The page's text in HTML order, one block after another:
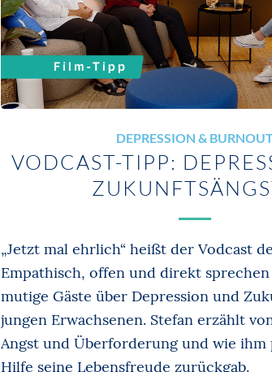
DEPRESSION &
VODCAST-TIPP:
„Jetzt mal ehrlich“ heißt der Vodcast
Empathisch, offen und direkt
mutige Gäste über Depression und
jungen Erwachsenen. Stefan erzählt
Angst und Überforderung und wie ihm
Hilfe seine Lebensfreude zurückgab.